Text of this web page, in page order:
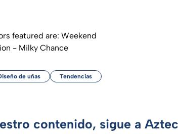
featured are: Weekend
- Milky Chance
de uñas Tendencias
contenido, sigue a